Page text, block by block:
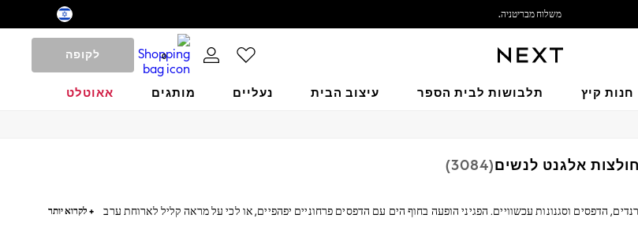
משלוח מבריטניה.
0 לקופה
חנות קיץ תלבושות לבית הספר עיצוב הבית נעליים מותגים אאוטלט
חולצות אלגנט לנשים(3084)
הדפסים וסגנונות עכשוויים. הפגיני הופעה בחוף הים עם הדפסים פרחוניים יפהפיים, או לכי על מראה קליל לארוחת ערב
+ לקרוא יותר